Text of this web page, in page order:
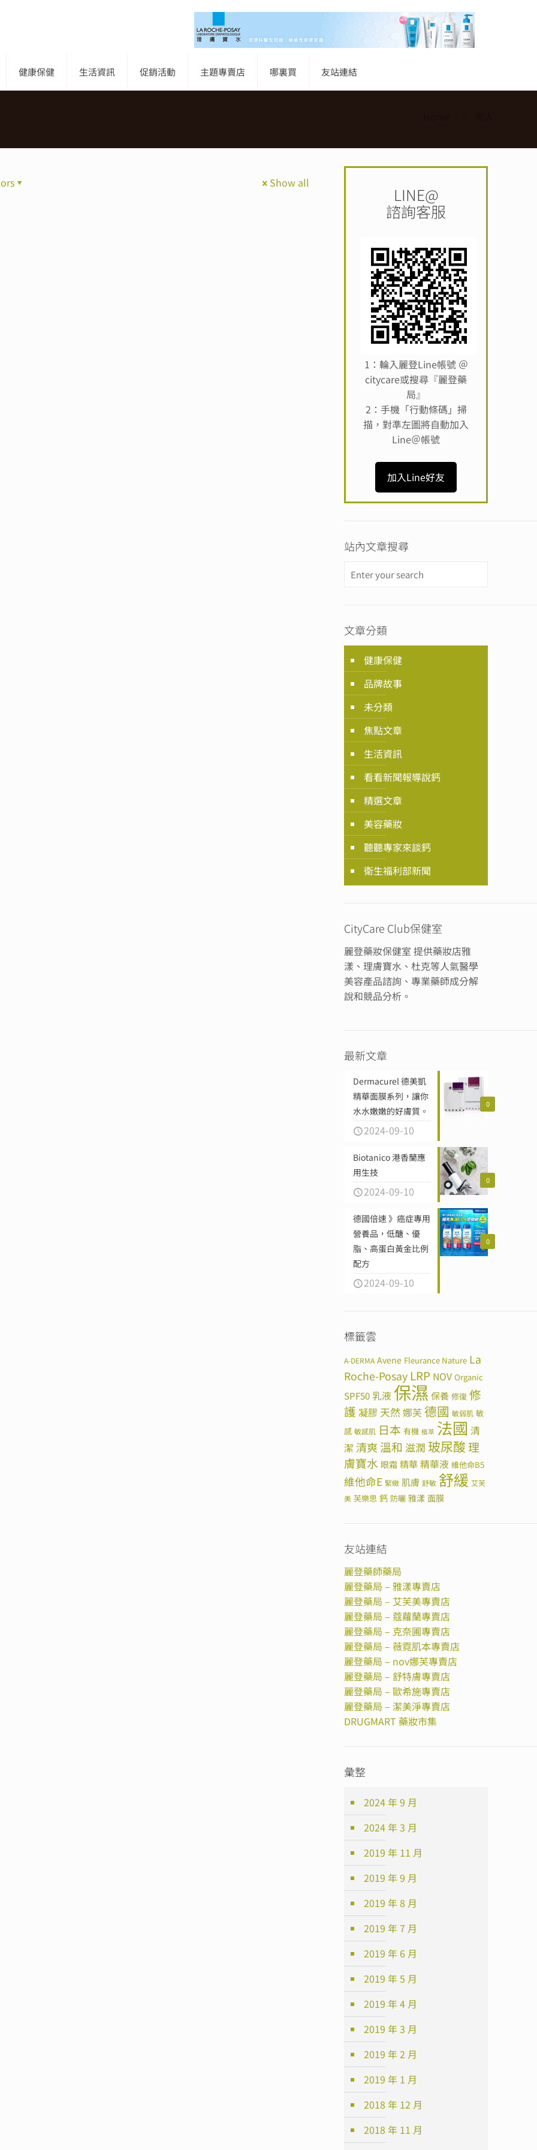
健康保健 生活資訊 促銷活動 主題專賣店 哪裏買 友站連結
Show all
LINE@
諮詢客服
1：輪入麗登Line帳號 ＠
citycare或搜尋『麗登藥
局』
2：手機「行動條碼」掃
描，對準左圖將自動加入
Line＠帳號
加入Line好友
站內文章搜尋
文章分類
健康保健
品牌故事
未分類
焦點文章
生活資訊
看看新聞報導說鈣
精選文章
美容藥妝
聽聽專家來談鈣
衛生福利部新聞
CityCare Club保健室
麗登藥妝保健室 提供藥妝店雅
漾、理膚寶水、杜克等人氣醫學
美容產品諮詢、專業藥師成分解
說和競品分析。
最新文章
0
Dermacurel 德美凱
精華面膜系列，讓你
水水嫩嫩的好膚質。
2024-09-10
0
Biotanico 港香蘭應
用生技
2024-09-10
0
德國倍速 》癌症專用
營養品，低醣、優
脂、高蛋白黃金比例
配方
2024-09-10
標籤雲
A-DERMA Avene Fleurance Nature La
Roche-Posay LRP NOV Organic
SPF50 乳液 保濕 保養 修復 修
護 凝膠 天然 娜芙 德國 敏弱肌 敏
感 敏感肌 日本 有機 植萃 法國 清
潔 清爽 溫和 滋潤 玻尿酸理
膚寶水 眼霜 精華 精華液 維他命B5
維他命E 緊緻 肌膚 舒敏 舒緩 艾芙
美 芙樂思 鈣 防曬 雅漾 面膜
友站連結
麗登藥師藥局
麗登藥局 – 雅漾專賣店
麗登藥局 – 艾芙美專賣店
麗登藥局 – 蔻蘿蘭專賣店
麗登藥局 – 克奈圃專賣店
麗登藥局 – 薇霓肌本專賣店
麗登藥局 – nov娜芙專賣店
麗登藥局 – 舒特膚專賣店
麗登藥局 – 歐希施專賣店
麗登藥局 – 潔美淨專賣店
DRUGMART 藥妝市集
彙整
2024 年 9 月
2024 年 3 月
2019 年 11 月
2019 年 9 月
2019 年 8 月
2019 年 7 月
2019 年 6 月
2019 年 5 月
2019 年 4 月
2019 年 3 月
2019 年 2 月
2019 年 1 月
2018 年 12 月
2018 年 11 月